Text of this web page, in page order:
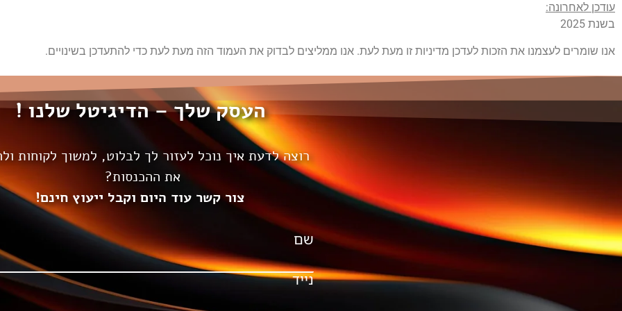
עודכן לאחרונה:
בשנת 2025
אנו שומרים לעצמנו את הזכות לעדכן מדיניות זו מעת לעת. אנו ממליצים לבדוק את העמוד הזה מעת לעת כדי להתעדכן בשינויים.
העסק שלך – הדיגיטל שלנו !
רוצה לדעת איך נוכל לעזור לך לבלוט, למשוך לקוחות
את ההכנסות?
צור קשר עוד היום וקבל ייעוץ חינם!
שם
נייד